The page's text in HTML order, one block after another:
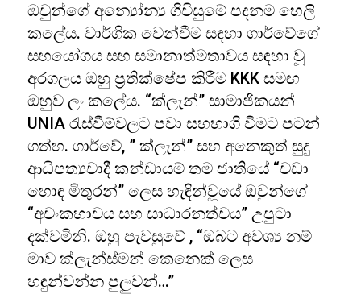
ඔවුන්ගේ අන්‍යෝන්‍ය ගිවිසුමේ පදනම හෙලි
කලේය. වාර්ගික වෙන්වීම සඳහා ගාර්වේගේ
සහයෝගය සහ සමානාත්මතාවය සඳහා වූ
අරගලය ඔහු ප්‍රතික්ෂේප කිරීම KKK සමඟ
ඔහුව ලං කලේය. “ක්ලැන්” සාමාජිකයන්
UNIA රැස්වීම්වලට පවා සහභාගි වීමට පටන්
ගත්හ. ගාර්වේ, ” ක්ලැන්” සහ අනෙකුත් සුදු
ආධිපත්‍යවාදී කන්ඩායම් තම ජාතියේ “වඩා
හොඳ මිතුරන්” ලෙස හැඳින්වූයේ ඔවුන්ගේ
“අවංකභාවය සහ සාධාරනත්වය” උපුටා
දක්වමිනි. ඔහු පැවසුවේ , “ඔබට අවශ්‍ය නම්
මාව ක්ලැන්ස්මන් කෙනෙක් ලෙස
හඳුන්වන්න පුලුවන්…”